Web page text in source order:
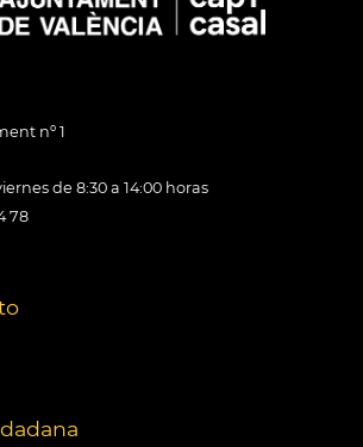
nº 1
de 8:30 a 14:00 horas
78